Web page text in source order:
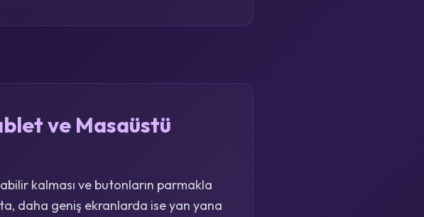
ve Masaüstü
kalması ve butonların parmakla
daha geniş ekranlarda ise yan yana